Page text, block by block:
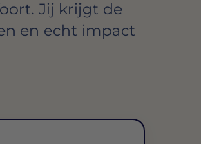
Jij krijgt de
en echt impact